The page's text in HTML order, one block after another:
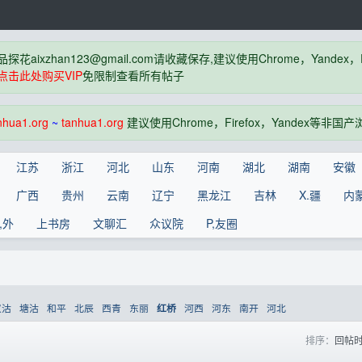
探花aixzhan123@gmail.com请收藏保存,建议使用Chrome，Yandex
击此处购买VIP免限制查看所有帖子
~ tanhua1.org 建议使用Chrome，Firefox，Yandex等非国产
江苏 浙江 河北 山东 河南 湖北 湖南
安徽
广西
贵州 云南 辽宁 黑龙江 吉林 X.疆
内
上书房 文聊汇 众议院 P,友圈
塘沽 和平 北辰 西青 东丽 红桥 河西 河东 南开 河北
排序： 回帖